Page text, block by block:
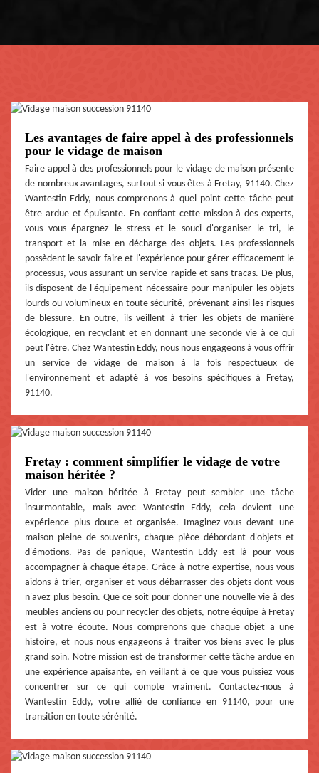
Les avantages de faire appel à des professionnels
pour le vidage de maison
Faire appel à des professionnels pour le vidage de maison présente
de nombreux avantages, surtout si vous êtes à Fretay, 91140. Chez
Wantestin Eddy, nous comprenons à quel point cette tâche peut
être ardue et épuisante. En confiant cette mission à des experts,
vous vous épargnez le stress et le souci d'organiser le tri, le
transport et la mise en décharge des objets. Les professionnels
possèdent le savoir-faire et l'expérience pour gérer efficacement le
processus, vous assurant un service rapide et sans tracas. De plus,
ils disposent de l'équipement nécessaire pour manipuler les objets
lourds ou volumineux en toute sécurité, prévenant ainsi les risques
de blessure. En outre, ils veillent à trier les objets de manière
écologique, en recyclant et en donnant une seconde vie à ce qui
peut l'être. Chez Wantestin Eddy, nous nous engageons à vous offrir
un service de vidage de maison à la fois respectueux de
l'environnement et adapté à vos besoins spécifiques à Fretay,
91140.
Fretay : comment simplifier le vidage de votre
maison héritée ?
Vider une maison héritée à Fretay peut sembler une tâche
insurmontable, mais avec Wantestin Eddy, cela devient une
expérience plus douce et organisée. Imaginez-vous devant une
maison pleine de souvenirs, chaque pièce débordant d'objets et
d'émotions. Pas de panique, Wantestin Eddy est là pour vous
accompagner à chaque étape. Grâce à notre expertise, nous vous
aidons à trier, organiser et vous débarrasser des objets dont vous
n'avez plus besoin. Que ce soit pour donner une nouvelle vie à des
meubles anciens ou pour recycler des objets, notre équipe à Fretay
est à votre écoute. Nous comprenons que chaque objet a une
histoire, et nous nous engageons à traiter vos biens avec le plus
grand soin. Notre mission est de transformer cette tâche ardue en
une expérience apaisante, en veillant à ce que vous puissiez vous
concentrer sur ce qui compte vraiment. Contactez-nous à
Wantestin Eddy, votre allié de confiance en 91140, pour une
transition en toute sérénité.